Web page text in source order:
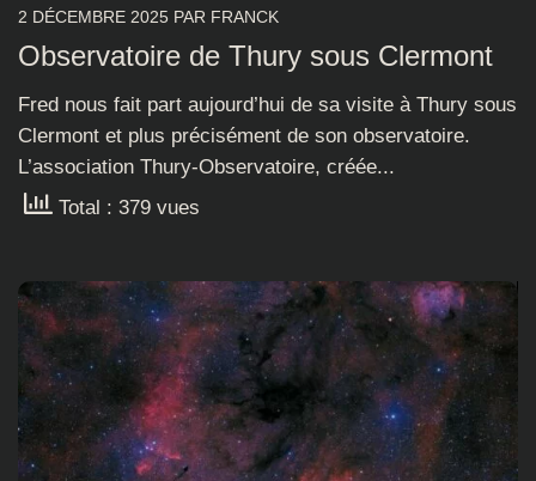
2 DÉCEMBRE 2025 PAR FRANCK
Observatoire de Thury sous Clermont
Fred nous fait part aujourd’hui de sa visite à Thury sous
Clermont et plus précisément de son observatoire.
L’association Thury-Observatoire, créée...
Total : 379 vues